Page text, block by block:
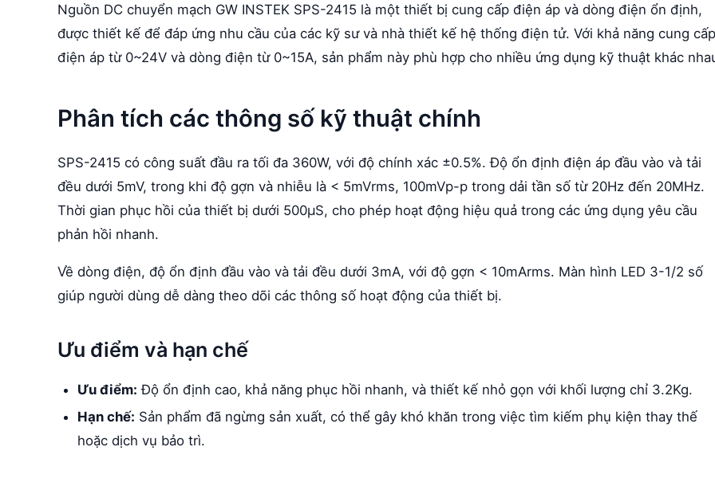
Nguồn DC chuyển mạch GW INSTEK SPS-2415 là một thiết bị cung cấp điện áp và dòng điện ổn định,
được thiết kế để đáp ứng nhu cầu của các kỹ sư và nhà thiết kế hệ thống điện tử. Với khả năng cung cấp
điện áp từ 0~24V và dòng điện từ 0~15A, sản phẩm này phù hợp cho nhiều ứng dụng kỹ thuật khác
Phân tích các thông số kỹ thuật chính
SPS-2415 có công suất đầu ra tối đa 360W, với độ chính xác ±0.5%. Độ ổn định điện áp đầu vào và tải
đều dưới 5mV, trong khi độ gợn và nhiễu là < 5mVrms, 100mVp-p trong dải tần số từ 20Hz đến 20MHz.
Thời gian phục hồi của thiết bị dưới 500μS, cho phép hoạt động hiệu quả trong các ứng dụng yêu cầu
phản hồi nhanh.
Về dòng điện, độ ổn định đầu vào và tải đều dưới 3mA, với độ gợn < 10mArms. Màn hình LED 3-1/2 số
giúp người dùng dễ dàng theo dõi các thông số hoạt động của thiết bị.
Ưu điểm và hạn chế
Ưu điểm: Độ ổn định cao, khả năng phục hồi nhanh, và thiết kế nhỏ gọn với khối lượng chỉ 3.2Kg.
Hạn chế: Sản phẩm đã ngừng sản xuất, có thể gây khó khăn trong việc tìm kiếm phụ kiện thay thế
hoặc dịch vụ bảo trì.